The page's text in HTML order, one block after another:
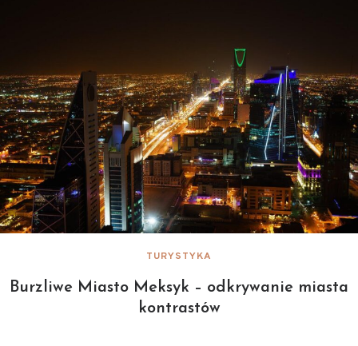
TURYSTYKA
Burzliwe Miasto Meksyk – odkrywanie miasta
kontrastów